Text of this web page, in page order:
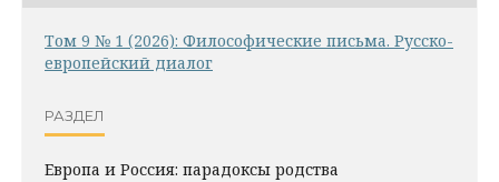
Том 9 № 1 (2026): Философические письма. Русско-
европейский диалог
РАЗДЕЛ
Европа и Россия: парадоксы родства